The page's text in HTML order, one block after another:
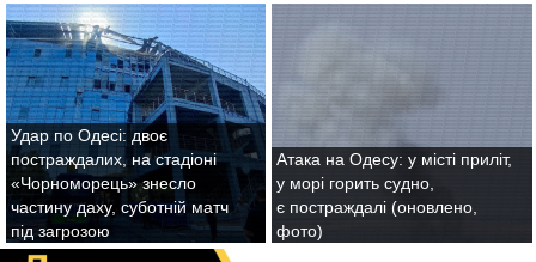
Удар по Одесі: двоє
постраждалих, на стадіоні
«Чорноморець» знесло
частину даху, суботній матч
під загрозою
Атака на Одесу: у місті приліт,
у морі горить судно,
є постраждалі (оновлено,
фото)